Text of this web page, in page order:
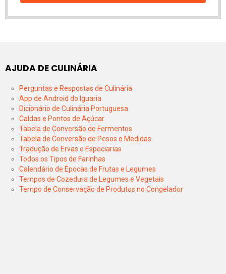
AJUDA DE CULINÁRIA
Perguntas e Respostas de Culinária
App de Android do Iguaria
Dicionário de Culinária Portuguesa
Caldas e Pontos de Açúcar
Tabela de Conversão de Fermentos
Tabela de Conversão de Pesos e Medidas
Tradução de Ervas e Especiarias
Todos os Tipos de Farinhas
Calendário de Épocas de Frutas e Legumes
Tempos de Cozedura de Legumes e Vegetais
Tempo de Conservação de Produtos no Congelador